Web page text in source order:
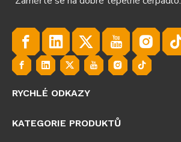
RYCHLÉ ODKAZY
KATEGORIE PRODUKTŮ